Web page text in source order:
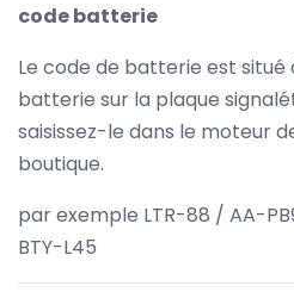
code batterie
Le code de batterie est situé
batterie sur la plaque
saisissez-le dans le moteur
boutique.
par exemple LTR-88 / AA-
BTY-L45